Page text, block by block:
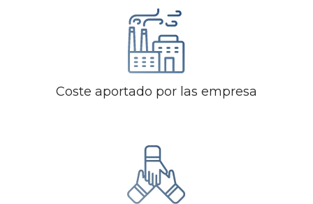
Coste aportado por las empresa